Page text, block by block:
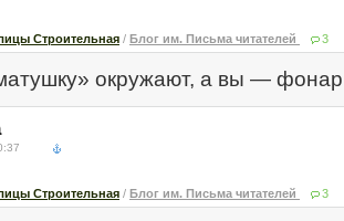
Строительная / Блог им. Письма читателей 3
окружают, а вы —
Строительная / Блог им. Письма читателей 3